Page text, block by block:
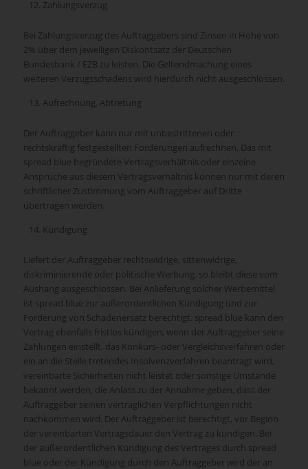
Zahlungsverzug
Bei Zahlungsverzug des Auftraggebers sind Zinsen in Höhe von
2% über dem jeweiligen Diskontsatz der Deutschen
Bundesbank / EZB zu leisten. Die Geltendmachung eines
weiteren Verzugsschadens wird hierdurch nicht ausgeschlossen.
Aufrechnung, Abtretung
Der Auftraggeber kann nur mit unbestrittenen oder
rechtskräftig festgestellten Forderungen aufrechnen. Das mit
spread blue begründete Vertragsverhältnis oder einzelne
Ansprüche aus diesem Vertragsverhältnis können nur mit deren
schriftlicher Zustimmung vom Auftraggeber auf Dritte
übertragen werden.
Kündigung
Liefert der Auftraggeber rechtswidrige, sittenwidrige,
diskriminierende oder politische Werbung, so bleibt diese vom
Aushang ausgeschlossen. Bei Anlieferung solcher Werbemittel
ist spread blue zur außerordentlichen Kündigung und zur
Forderung von Schadenersatz berechtigt. spread blue kann den
Vertrag ebenfalls fristlos kündigen, wenn der Auftraggeber seine
Zahlungen einstellt, das Konkurs- oder Vergleichsverfahren oder
ein an die Stelle tretendes Insolvenzverfahren beantragt wird,
vereinbarte Sicherheiten nicht leistet oder sonstige Umstände
bekannt werden, die Anlass zu der Annahme geben, dass der
Auftraggeber seinen vertraglichen Verpflichtungen nicht
nachkommen wird. Der Auftraggeber ist berechtigt, vor Beginn
der vereinbarten Vertragsdauer den Vertrag zu kündigen. Bei
der außerordentlichen Kündigung des Vertrages durch spread
blue oder der Kündigung durch den Auftraggeber wird der an